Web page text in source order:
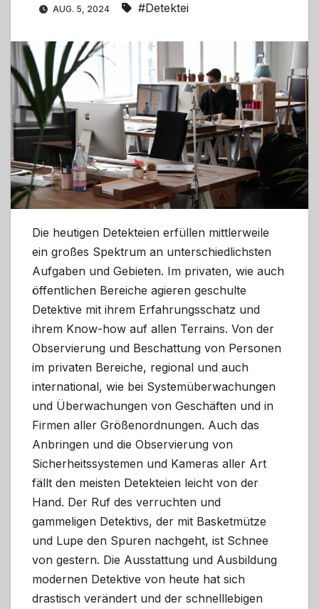
AUG. 5, 2024 #Detektei
Die heutigen Detekteien erfüllen mittlerweile
ein großes Spektrum an unterschiedlichsten
Aufgaben und Gebieten. Im privaten, wie auch
öffentlichen Bereiche agieren geschulte
Detektive mit ihrem Erfahrungsschatz und
ihrem Know-how auf allen Terrains. Von der
Observierung und Beschattung von Personen
im privaten Bereiche, regional und auch
international, wie bei Systemüberwachungen
und Überwachungen von Geschäften und in
Firmen aller Größenordnungen. Auch das
Anbringen und die Observierung von
Sicherheitssystemen und Kameras aller Art
fällt den meisten Detekteien leicht von der
Hand. Der Ruf des verruchten und
gammeligen Detektivs, der mit Basketmütze
und Lupe den Spuren nachgeht, ist Schnee
von gestern. Die Ausstattung und Ausbildung
modernen Detektive von heute hat sich
drastisch verändert und der schnelllebigen